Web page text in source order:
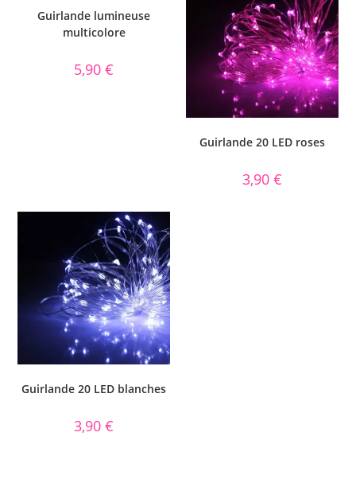
Guirlande lumineuse
multicolore
5,90€
Guirlande 20 LED roses
3,90 €
Guirlande 20 LED blanches
3,90€